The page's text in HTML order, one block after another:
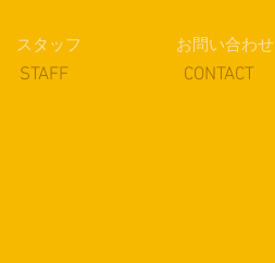
スタッフ お問い合わせ
​STAFF ​CONTACT